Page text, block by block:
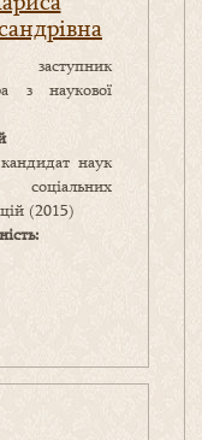
заступник
з наукової
кандидат наук
(2015)